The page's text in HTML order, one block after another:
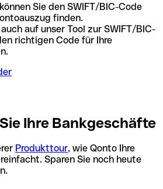
Sie den SWIFT/BIC-Code
finden.
auf unser Tool zur SWIFT/BIC-
richtigen Code für Ihre
Ihre Bankgeschäfte
Produkttour, wie Qonto Ihre
Sparen Sie noch heute